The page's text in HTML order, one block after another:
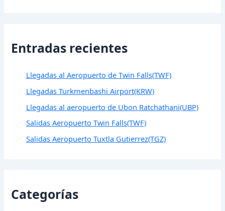
Entradas recientes
Llegadas al Aeropuerto de Twin Falls(TWF)
Llegadas Turkmenbashi Airport(KRW)
Llegadas al aeropuerto de Ubon Ratchathani(UBP)
Salidas Aeropuerto Twin Falls(TWF)
Salidas Aeropuerto Tuxtla Gutierrez(TGZ)
Categorías